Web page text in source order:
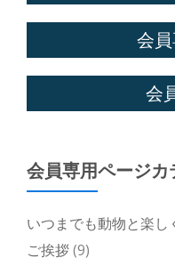
会
会
会員専用ページカ
いつまでも動物と楽
ご挨拶(9)